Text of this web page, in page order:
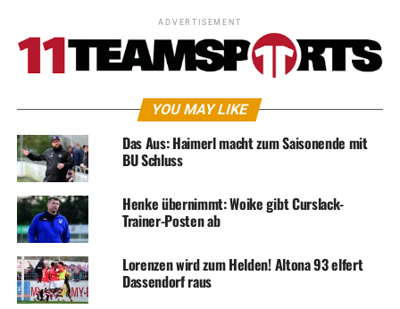
ADVERTISEMENT
YOU MAY LIKE
Das Aus: Haimerl macht zum Saisonende mit
BU Schluss
Henke übernimmt: Woike gibt Curslack-
Trainer-Posten ab
Lorenzen wird zum Helden! Altona 93 elfert
Dassendorf raus